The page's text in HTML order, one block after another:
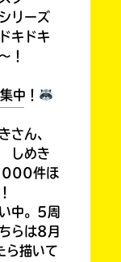
リーズ
キドキ
！
中！
さん、
しめき
件ほ
中。5周
らは8月
ら描いて